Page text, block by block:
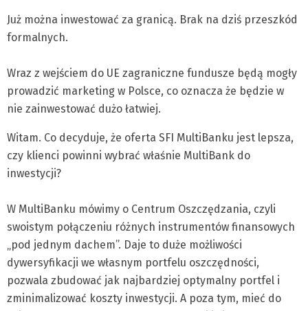
Już można inwestować za granicą. Brak na dziś przeszkód
formalnych.
Wraz z wejściem do UE zagraniczne fundusze będą mogły
prowadzić marketing w Polsce, co oznacza że będzie w
nie zainwestować dużo łatwiej.
Witam. Co decyduje, że oferta SFI MultiBanku jest lepsza,
czy klienci powinni wybrać właśnie MultiBank do
inwestycji?
W MultiBanku mówimy o Centrum Oszczędzania, czyli
swoistym połączeniu różnych instrumentów finansowych
„pod jednym dachem”. Daje to duże możliwości
dywersyfikacji we własnym portfelu oszczędności,
pozwala zbudować jak najbardziej optymalny portfel i
zminimalizować koszty inwestycji. A poza tym, mieć do